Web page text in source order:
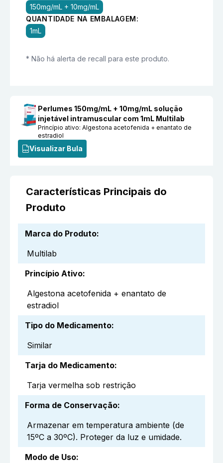
150mg/mL + 10mg/mL
QUANTIDADE NA EMBALAGEM:
1mL
* Não há alerta de recall para este produto.
Perlumes 150mg/mL + 10mg/mL solução
injetável intramuscular com 1mL Multilab
Princípio ativo:Algestona acetofenida + enantato de
estradiol
Visualizar Bula
Características Principais do
Produto
Marca do Produto:
Multilab
Princípio Ativo:
Algestona acetofenida + enantato de
estradiol
Tipo do Medicamento:
Similar
Tarja do Medicamento:
Tarja vermelha sob restrição
Forma de Conservação:
Armazenar em temperatura ambiente (de
15ºC a 30ºC). Proteger da luz e umidade.
Modo de Uso: